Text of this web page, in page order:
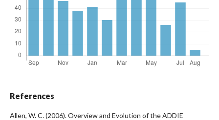
References
Allen, W. C. (2006). Overview and Evolution of the ADDIE